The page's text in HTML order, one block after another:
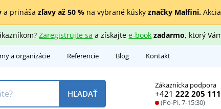
a prináša zľavy až 50 %na vybrané kúsky značky Malfini.
Zaregistrujte sa a získajtee-book zadarmo, ktorý
a organizácie Referencie Blog Kontakt
Zákaznícka podpora
+421 222 205 111
(Po-Pi, 7-15:30)
HĽADAŤ